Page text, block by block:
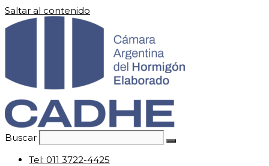
Saltar al contenido
Buscar
Tel: 011 3722-4425